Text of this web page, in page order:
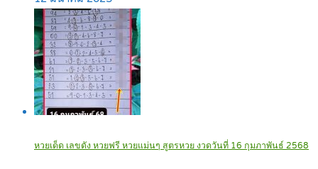
หวยเด็ด เลขดัง หวยฟรี หวยแม่นๆ สูตรหวย งวดวันที่ 16 กุมภาพันธ์ 2568